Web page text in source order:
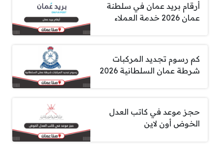
أرقام بريد عمان في سلطنة
عمان 2026 خدمة العملاء
كم رسوم تجديد المركبات
شرطة عمان السلطانية 2026
حجز موعد في كاتب العدل
الخوض أون لاين